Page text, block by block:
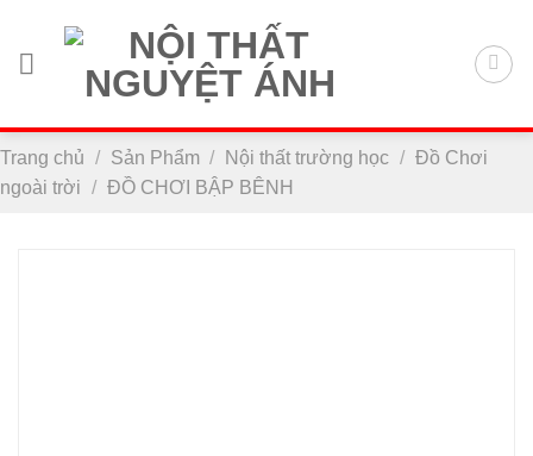
nội
Trang chủ / Sản Phẩm / Nội thất trường học / Đồ Chơi
ngoài trời / ĐỒ CHƠI BẬP BÊNH